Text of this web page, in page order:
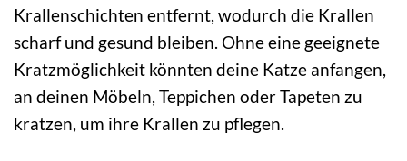
Krallenschichten entfernt, wodurch die Krallen
scharf und gesund bleiben. Ohne eine geeignete
Kratzmöglichkeit könnten deine Katze anfangen,
an deinen Möbeln, Teppichen oder Tapeten zu
kratzen, um ihre Krallen zu pflegen.